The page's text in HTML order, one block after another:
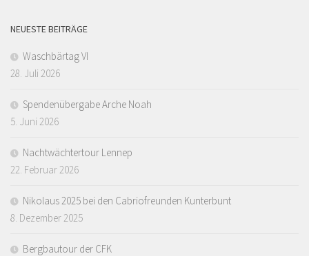
NEUESTE BEITRÄGE
Waschbärtag VI
28. Juli 2026
Spendenübergabe Arche Noah
5. Juni 2026
Nachtwächtertour Lennep
22. Februar 2026
Nikolaus 2025 bei den Cabriofreunden Kunterbunt
8. Dezember 2025
Bergbautour der CFK